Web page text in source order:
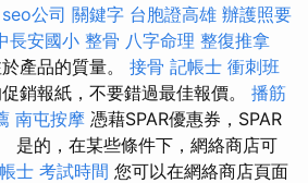
seo公司 關鍵字 台胞證高雄 辦護照要
長安國小 整骨 八字命理 整復推拿
產品的質量。 接骨 記帳士 衝刺班
銷報紙，不要錯過最佳報價。 播筋
南屯按摩 憑藉SPAR優惠券，SPAR
是的，在某些條件下，網絡商店可
士 考試時間 您可以在網絡商店頁面